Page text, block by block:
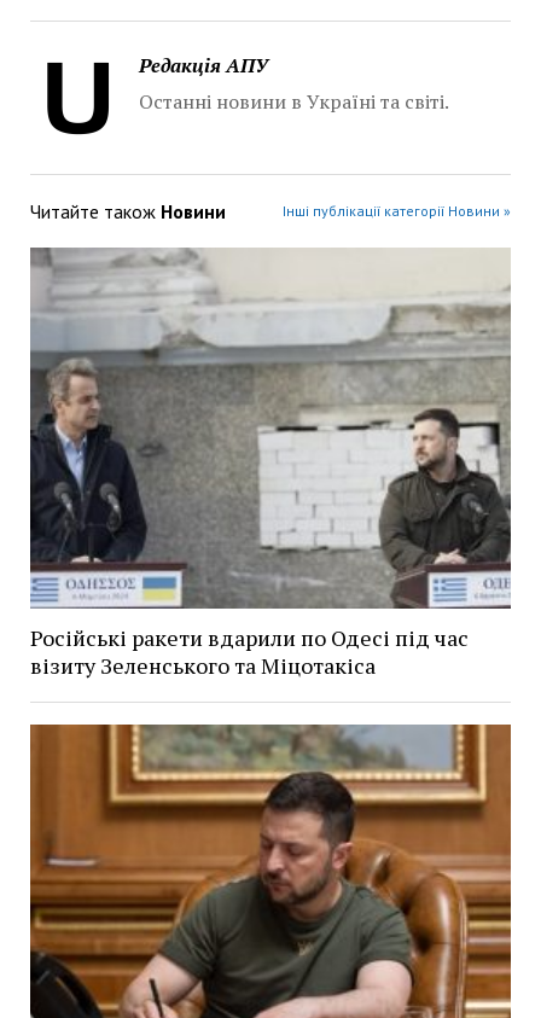
Редакція АПУ
Останні новини в Україні та світі.
Читайте також Новини Інші публікації категорії Новини »
Російські ракети вдарили по Одесі під час
візиту Зеленського та Міцотакіса